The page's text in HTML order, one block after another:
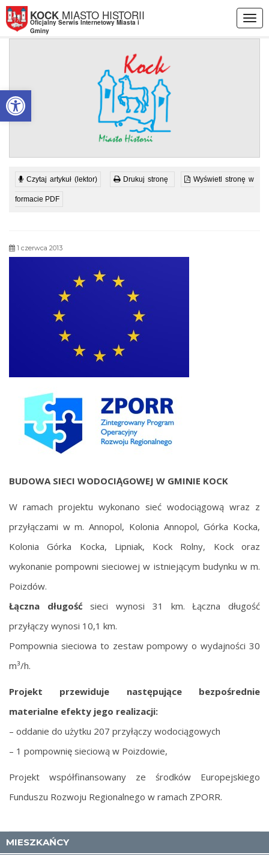
Otwórz pasek narzędzi
KOCK MIASTO HISTORII
Oficjalny Serwis Internetowy Miasta i
Gminy
Czytaj artykuł (lektor) Drukuj stronę Wyświetl stronę w
formacie PDF
1 czerwca 2013
BUDOWA SIECI WODOCIĄGOWEJ W GMINIE KOCK
W ramach projektu wykonano sieć wodociągową wraz z
przyłączami w m. Annopol, Kolonia Annopol, Górka Kocka,
Kolonia Górka Kocka, Lipniak, Kock Rolny, Kock oraz
wykonanie pompowni sieciowej w istniejącym budynku w m.
Poizdów.
Łączna długość sieci wynosi 31 km. Łączna długość
przyłączy wynosi 10,1 km.
Pompownia sieciowa to zestaw pompowy o wydajności 30
m³/h.
Projekt przewiduje następujące bezpośrednie
materialne efekty jego realizacji:
– oddanie do użytku 207 przyłączy wodociągowych
– 1 pompownię sieciową w Poizdowie,
Projekt współfinansowany ze środków Europejskiego
Funduszu Rozwoju Regionalnego w ramach ZPORR.
MIESZKAŃCY